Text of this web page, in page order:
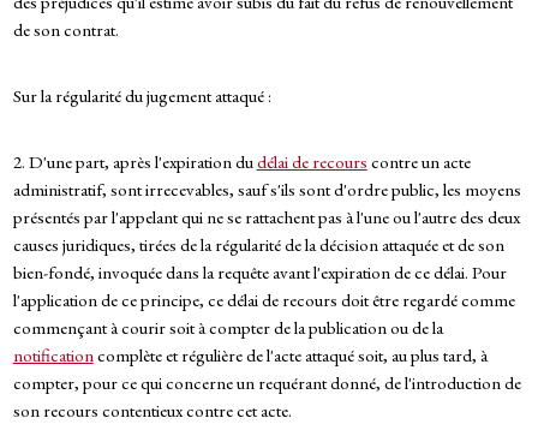
de son contrat.
Sur la régularité du jugement attaqué :
2. D'une part, après l'expiration dudélai de recours contre un acte
administratif, sont irrecevables, sauf s'ils sont d'ordre public, les moyens
présentés par l'appelant qui ne se rattachent pas à l'une ou l'autre des deux
causes juridiques, tirées de la régularité de la décision attaquée et de son
bien-fondé, invoquée dans la requête avant l'expiration de ce délai. Pour
l'application de ce principe, ce délai de recours doit être regardé comme
commençant à courir soit à compter de la publication ou de la
notificationcomplète et régulière de l'acte attaqué soit, au plus tard, à
compter, pour ce qui concerne un requérant donné, de l'introduction de
son recours contentieux contre cet acte.